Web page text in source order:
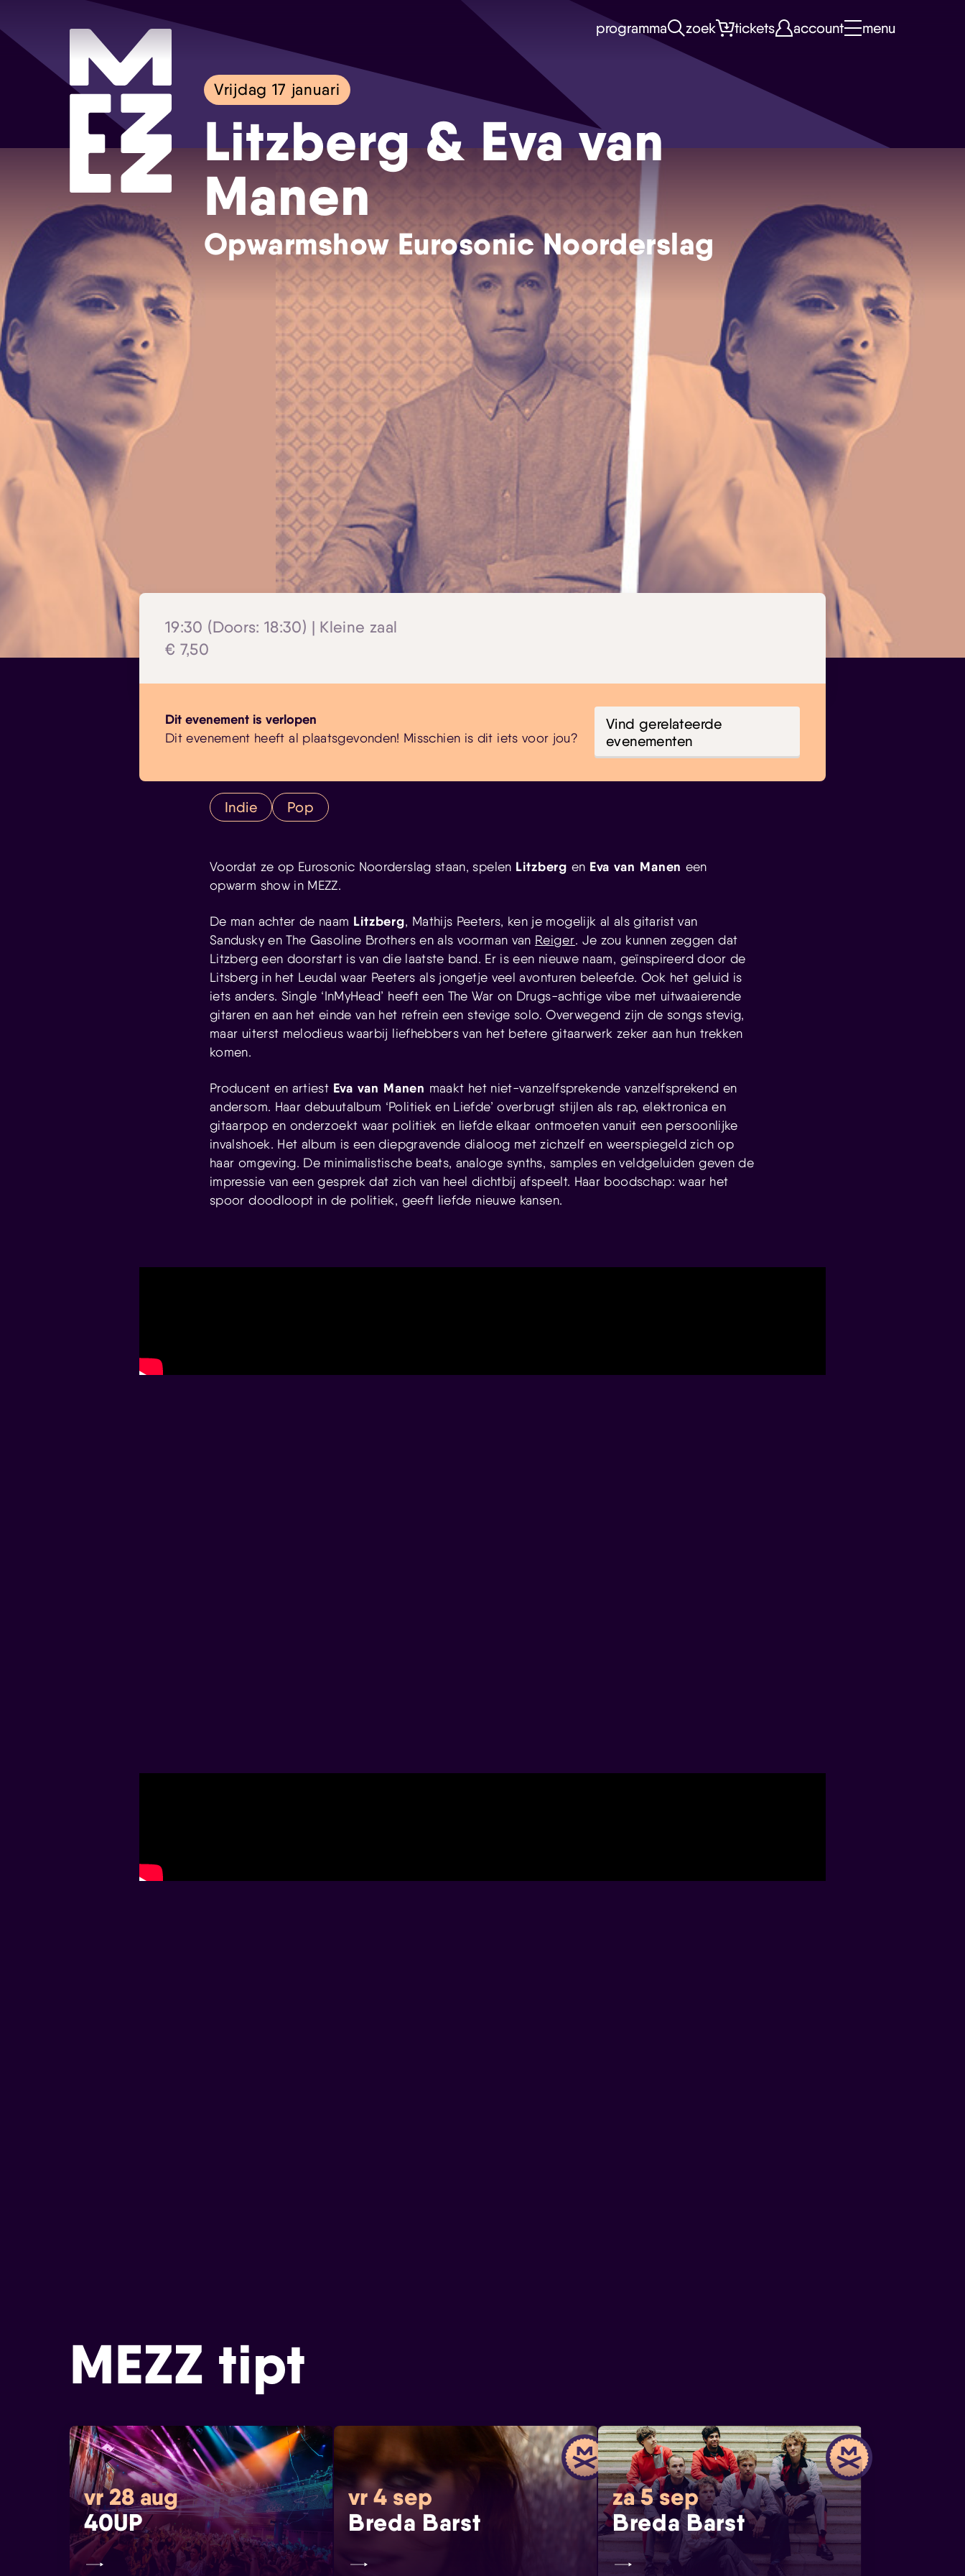
Skip navigatie
programma zoek tickets account menu
Vrijdag 17 januari
Litzberg & Eva van
Manen
Opwarmshow Eurosonic Noorderslag
19:30 (Doors: 18:30) | Kleine zaal
€ 7,50
Dit evenement is verlopen
Dit evenement heeft al plaatsgevonden! Misschien is dit iets voor jou?
Vind gerelateerde
evenementen
Indie Pop
Voordat ze op Eurosonic Noorderslag staan, spelen Litzberg en Eva van Manen een
opwarm show in MEZZ.
De man achter de naam Litzberg, Mathijs Peeters, ken je mogelijk al als gitarist van
Sandusky en The Gasoline Brothers en als voorman van Reiger. Je zou kunnen zeggen dat
Litzberg een doorstart is van die laatste band. Er is een nieuwe naam, geïnspireerd door de
Litsberg in het Leudal waar Peeters als jongetje veel avonturen beleefde. Ook het geluid is
iets anders. Single ‘InMyHead’ heeft een The War on Drugs-achtige vibe met uitwaaierende
gitaren en aan het einde van het refrein een stevige solo. Overwegend zijn de songs stevig,
maar uiterst melodieus waarbij liefhebbers van het betere gitaarwerk zeker aan hun trekken
komen.
Producent en artiest Eva van Manen maakt het niet-vanzelfsprekende vanzelfsprekend en
andersom. Haar debuutalbum ‘Politiek en Liefde’ overbrugt stijlen als rap, elektronica en
gitaarpop en onderzoekt waar politiek en liefde elkaar ontmoeten vanuit een persoonlijke
invalshoek. Het album is een diepgravende dialoog met zichzelf en weerspiegeld zich op
haar omgeving. De minimalistische beats, analoge synths, samples en veldgeluiden geven de
impressie van een gesprek dat zich van heel dichtbij afspeelt. Haar boodschap: waar het
spoor doodloopt in de politiek, geeft liefde nieuwe kansen.
MEZZ tipt
vr 28 aug
40UP
vr 4 sep
Breda Barst
za 5 sep
Breda Barst